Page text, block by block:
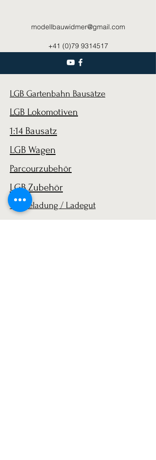
modellbauwidmer@gmail.com
+41 (0)79 9314517
LGB Gartenbahn Bausätze
LGB Lokomotiven
1:14 Bausatz
LGB Wagen
Parcourzubehör
LGB Zubehör
1:14 Beladung / Ladegut